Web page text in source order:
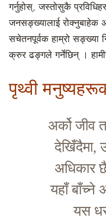
गर्नुहोस्, जस्तोसुकै
जनसङ्ख्यालाई रोक्नुबाहेक
सचेतनपूर्वक हाम्रो सङ्ख्या
क्रुर ढङ्गले गर्नेछिन् ।
पृथ्वी
अर्को जीव
देखिँदैमा,
अधिकार
यहाँ बाँच्ने
यस